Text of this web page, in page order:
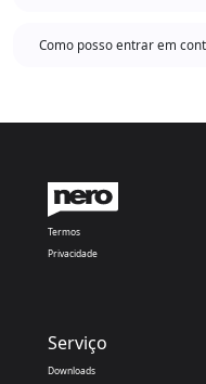
Como posso entrar em
Termos
Privacidade
Serviço
Downloads